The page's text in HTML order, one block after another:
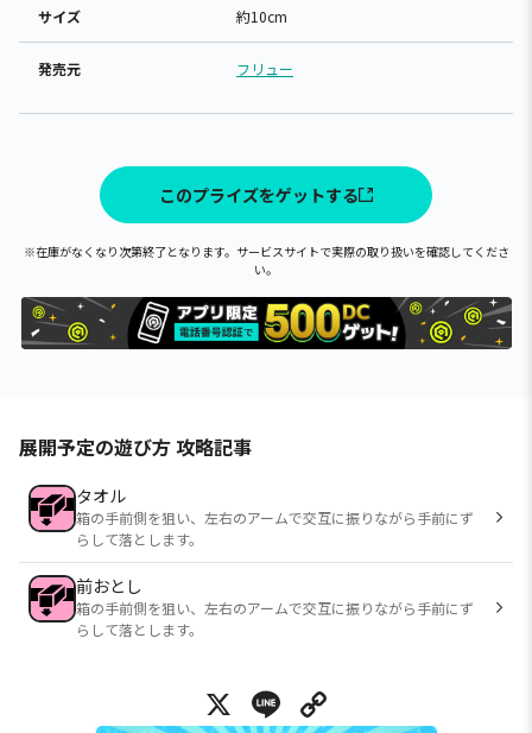
サイズ 約10cm
発売元 フリュー
このプライズをゲットする
※在庫がなくなり次第終了となります。サービスサイトで実際の取り扱いを確認してくださ
い。
展開予定の遊び方 攻略記事
タオル
箱の手前側を狙い、左右のアームで交互に振りながら手前にず
らして落とします。
前おとし
箱の手前側を狙い、左右のアームで交互に振りながら手前にず
らして落とします。
X Line